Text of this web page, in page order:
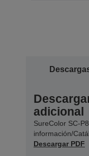
adicional
SureColor SC-
información/
Descargar PDF